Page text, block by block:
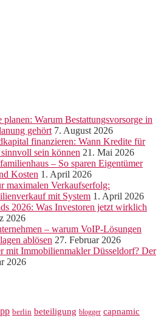
planen: Warum Bestattungsvorsorge in
gehört 7. August 2026
finanzieren: Wann Kredite für
sein können 21. Mai 2026
– So sparen Eigentümer
Kosten 1. April 2026
maximalen Verkaufserfolg:
mit System 1. April 2026
2026: Was Investoren jetzt wirklich
2026
– warum VoIP-Lösungen
ablösen 27. Februar 2026
mit Immobilienmakler Düsseldorf? Der
2026
berlin beteiligung blogger capnamic